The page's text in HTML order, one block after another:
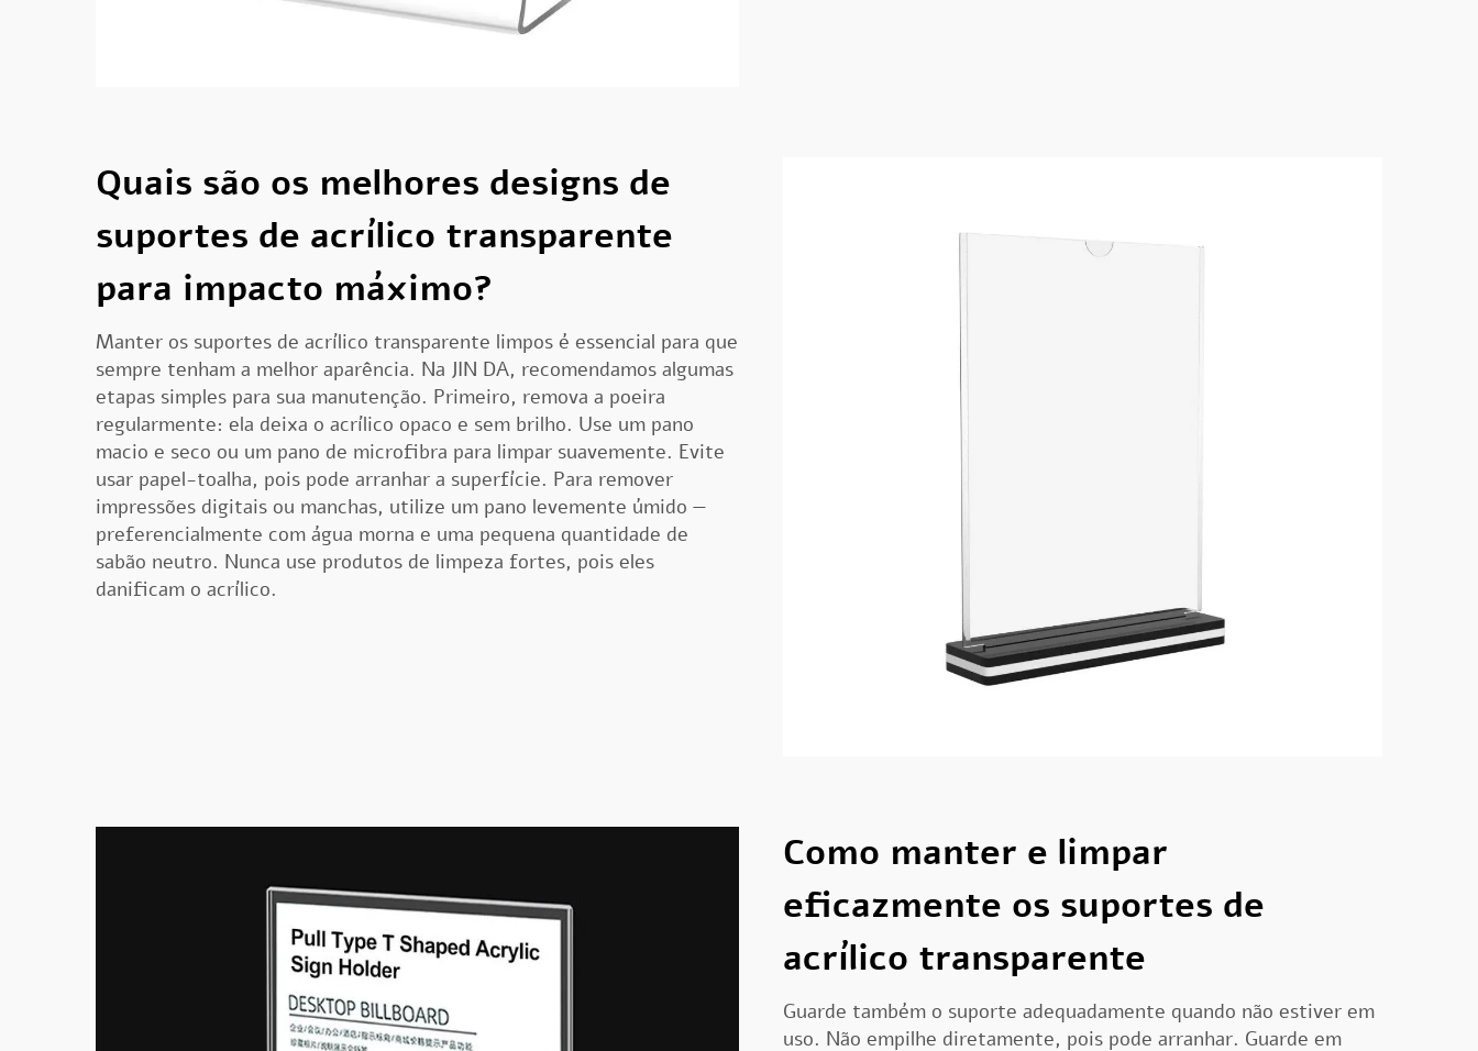
Quais são os melhores designs de
suportes de acrílico transparente
para impacto máximo?
Manter os suportes de acrílico transparente limpos é essencial para que
sempre tenham a melhor aparência. Na JIN DA, recomendamos algumas
etapas simples para sua manutenção. Primeiro, remova a poeira
regularmente: ela deixa o acrílico opaco e sem brilho. Use um pano
macio e seco ou um pano de microfibra para limpar suavemente. Evite
usar papel-toalha, pois pode arranhar a superfície. Para remover
impressões digitais ou manchas, utilize um pano levemente úmido —
preferencialmente com água morna e uma pequena quantidade de
sabão neutro. Nunca use produtos de limpeza fortes, pois eles
danificam o acrílico.
Como manter e limpar
eficazmente os suportes de
acrílico transparente
Guarde também o suporte adequadamente quando não estiver em
uso. Não empilhe diretamente, pois pode arranhar. Guarde em